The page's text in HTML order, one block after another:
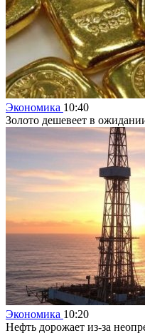
Экономика 10:40
Золото дешевеет в
Экономика 10:20
Нефть дорожает из-за